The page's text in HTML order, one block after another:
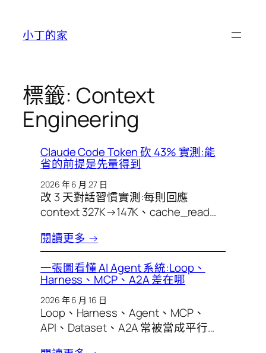
小丁的家
標籤: Context
Engineering
Claude Code Token 砍 43% 實測:能
省的前提是先量得到
2026 年 6 月 27 日
改 3 天對話習慣實測:每則回應
context 327K→147K、cache_read…
閱讀更多 →
一張圖看懂 AI Agent 系統:Loop、
Harness、MCP、A2A 差在哪
2026 年 6 月 16 日
Loop、Harness、Agent、MCP、
API、Dataset、A2A 常被當成平行…